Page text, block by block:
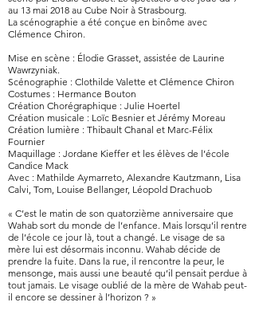
au 13 mai 2018 au Cube Noir à Strasbourg.
La scénographie a été conçue en binôme avec
Clémence Chiron.
Mise en scène : Élodie Grasset, assistée de Laurine
Wawrzyniak.
Scénographie : Clothilde Valette et Clémence Chiron
Costumes : Hermance Bouton
Création Chorégraphique : Julie Hoertel
Création musicale : Loïc Besnier et Jérémy Moreau
Création lumière : Thibault Chanal et Marc-Félix
Fournier
Maquillage : Jordane Kieffer et les élèves de l’école
Candice Mack
Avec : Mathilde Aymarreto, Alexandre Kautzmann, Lisa
Calvi, Tom, Louise Bellanger, Léopold Drachuob
« C’est le matin de son quatorzième anniversaire que
Wahab sort du monde de l’enfance. Mais lorsqu’il rentre
de l’école ce jour là, tout a changé. Le visage de sa
mère lui est désormais inconnu. Wahab décide de
prendre la fuite. Dans la rue, il rencontre la peur, le
mensonge, mais aussi une beauté qu’il pensait perdue à
tout jamais. Le visage oublié de la mère de Wahab peut-
il encore se dessiner à l’horizon ? »